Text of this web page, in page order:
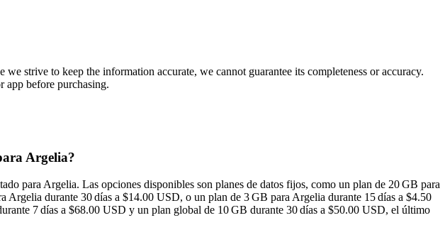
strive to keep the information accurate, we cannot guarantee its completeness or accuracy.
app before purchasing.
Argelia?
para Argelia. Las opciones disponibles son planes de datos fijos, como un plan de 20 GB para
durante 30 días a $14.00 USD, o un plan de 3 GB para Argelia durante 15 días a $4.50
7 días a $68.00 USD y un plan global de 10 GB durante 30 días a $50.00 USD, el último